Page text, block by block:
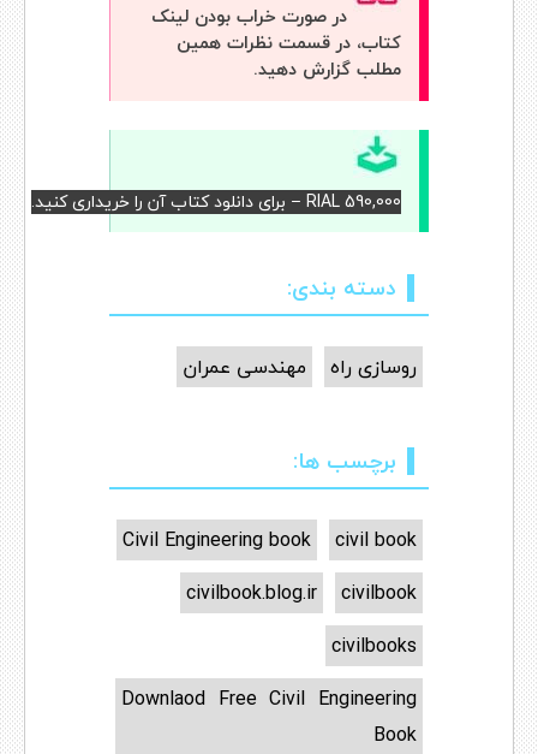
در صورت خراب بودن لینک
کتاب، در قسمت نظرات همین
مطلب گزارش دهید.
RIAL 590,000 – برای دانلود کتاب آن را خریداری کنید.
دسته بندی:
روسازی راه مهندسی عمران
برچسب ها:
civil book
Civil Engineering book
civilbook
civilbook.blog.ir
civilbooks
Downlaod Free Civil Engineering
Book